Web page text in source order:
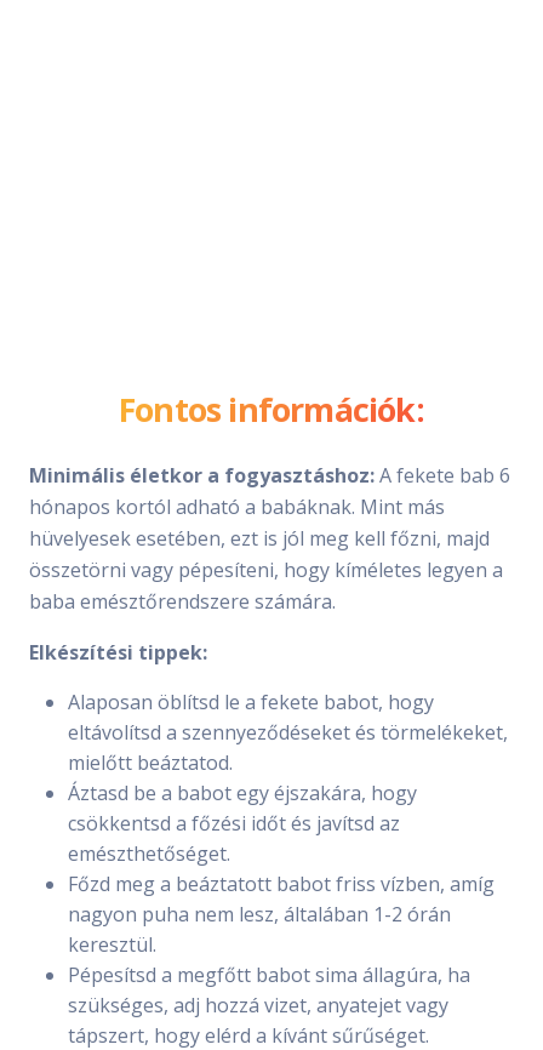
Fontos információk:
Minimális életkor a fogyasztáshoz:A fekete bab 6
hónapos kortól adható a babáknak. Mint más
hüvelyesek esetében, ezt is jól meg kell főzni, majd
összetörni vagy pépesíteni, hogy kíméletes legyen a
baba emésztőrendszere számára.
Elkészítési tippek:
Alaposan öblítsd le a fekete babot, hogy
eltávolítsd a szennyeződéseket és törmelékeket,
mielőtt beáztatod.
Áztasd be a babot egy éjszakára, hogy
csökkentsd a főzési időt és javítsd az
emészthetőséget.
Főzd meg a beáztatott babot friss vízben, amíg
nagyon puha nem lesz, általában 1-2 órán
keresztül.
Pépesítsd a megfőtt babot sima állagúra, ha
szükséges, adj hozzá vizet, anyatejet vagy
tápszert, hogy elérd a kívánt sűrűséget.